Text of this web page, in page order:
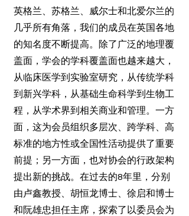
英格兰、苏格兰、威尔士和北爱尔兰的
几乎所有角落，我们的成员在英国各地
的知名度不断提高。除了广泛的地理覆
盖面，学会的学科覆盖面也越来越大，
从临床医学到实验室研究，从传统学科
到新兴学科，从基础生命科学到生物工
程，从学术界到相关商业和管理。一方
面，这为会员组织多层次、跨学科、高
标准的地方性或全国性活动提供了重要
前提；另一方面，也对协会的行政架构
提出新的挑战。在过去的8年里，分别
由卢鑫教授、胡恒龙博士、徐启和博士
和阮雄忠担任主席，探索了以委员会为